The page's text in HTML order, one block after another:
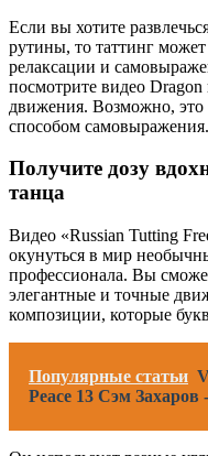
Если вы хотите
рутины, то таттинг
релаксации и
посмотрите видео
движения. Возможно, это
способом самовыражения.
Получите дозу
танца
Видео «Russian Tutting
окунуться в мир
профессионала. Вы
элегантные и точные
композиции, которые
Популярные статьи
Peace 13 Сэм Захаров